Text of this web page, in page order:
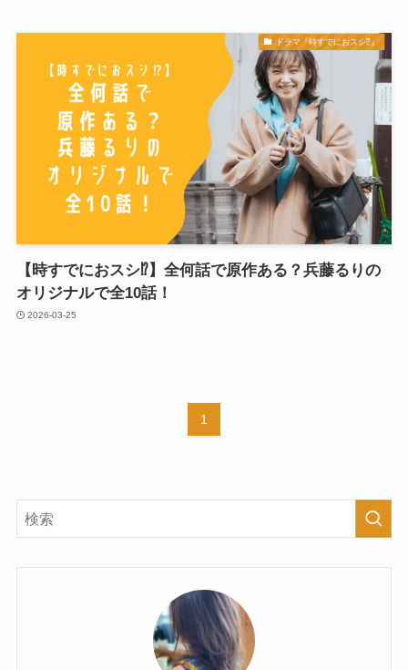
ドラマ『時すでにおスシ⁉︎』
【時すでにおスシ⁉】全何話で原作ある？兵藤るりの
オリジナルで全10話！
2026-03-25
1